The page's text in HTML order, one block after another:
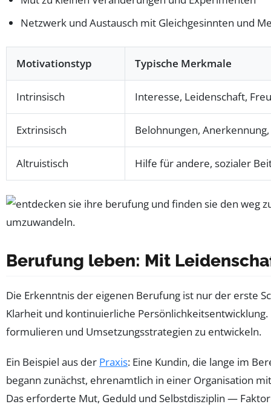
Netzwerk und Austausch mit Gleichgesinnten und
Motivationstyp Typische Merkmale
Intrinsisch Interesse, Leidenschaft,
Extrinsisch Belohnungen,
Altruistisch Hilfe für andere, sozialer
Berufung leben: Mit
Die Erkenntnis der eigenen Berufung ist nur der erste
Klarheit und kontinuierliche
formulieren und Umsetzungsstrategien zu entwickeln.
Ein Beispiel aus der Praxis: Eine Kundin, die lange im
begann zunächst, ehrenamtlich in einer Organisation
Das erforderte Mut, Geduld und Selbstdisziplin —